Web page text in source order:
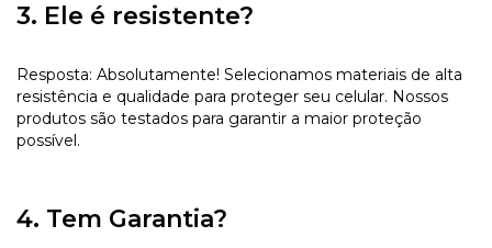
3. Ele é resistente?
Resposta: Absolutamente! Selecionamos materiais de alta
resistência e qualidade para proteger seu celular. Nossos
produtos são testados para garantir a maior proteção
possível.
4. Tem Garantia?